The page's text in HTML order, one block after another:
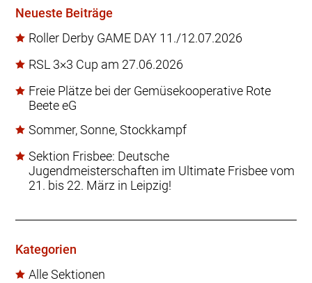
Neueste Beiträge
Roller Derby GAME DAY 11./12.07.2026
RSL 3×3 Cup am 27.06.2026
Freie Plätze bei der Gemüsekooperative Rote
Beete eG
Sommer, Sonne, Stockkampf
Sektion Frisbee: Deutsche
Jugendmeisterschaften im Ultimate Frisbee vom
21. bis 22. März in Leipzig!
Kategorien
Alle Sektionen